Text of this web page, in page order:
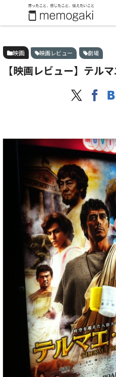
ホーム 映画 【映
映画 映画レビュー 劇場
【映画レビュー】テル